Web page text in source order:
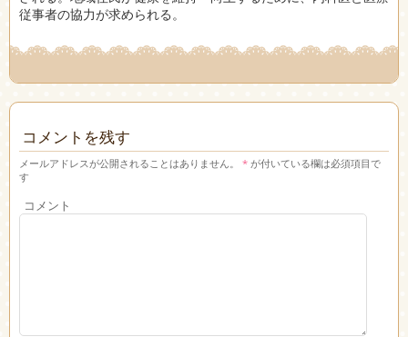
従事者の協力が求められる。
コメントを残す
メールアドレスが公開されることはありません。 * が付いている欄は必須項目で
す
コメント